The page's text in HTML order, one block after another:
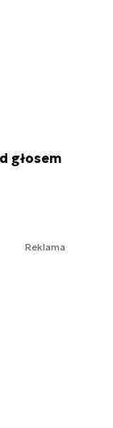
głosem
Reklama